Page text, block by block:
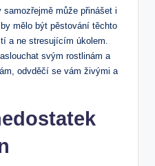
samozřejmě může ⁣přinášet i
mělo být pěstování těchto‍
a ne stresujícím úkolem.
⁣svým rostlinám a
odvděčí se vám ⁤živými a